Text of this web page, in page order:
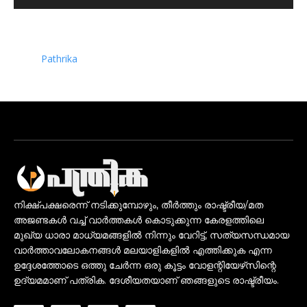
Pathrika
നിക്ഷ്പക്ഷരെന്ന് നടിക്കുമ്പോഴും, തീർത്തും രാഷ്ട്രീയ/മത
അജണ്ടകൾ വച്ച് വാർത്തകൾ കൊടുക്കുന്ന കേരളത്തിലെ
മുഖ്യ ധാരാ മാധ്യമങ്ങളിൽ നിന്നും വേറിട്ട്, സത്യസന്ധമായ
വാർത്താവലോകനങ്ങൾ മലയാളികളിൽ എത്തിക്കുക എന്ന
ഉദ്ദേശത്തോടെ ഒത്തു ചേർന്ന ഒരു കൂട്ടം വോളന്റിയേഴ്‌സിന്റെ
ഉദ്യമമാണ് പത്രിക. ദേശീയതയാണ് ഞങ്ങളുടെ രാഷ്ട്രീയം.